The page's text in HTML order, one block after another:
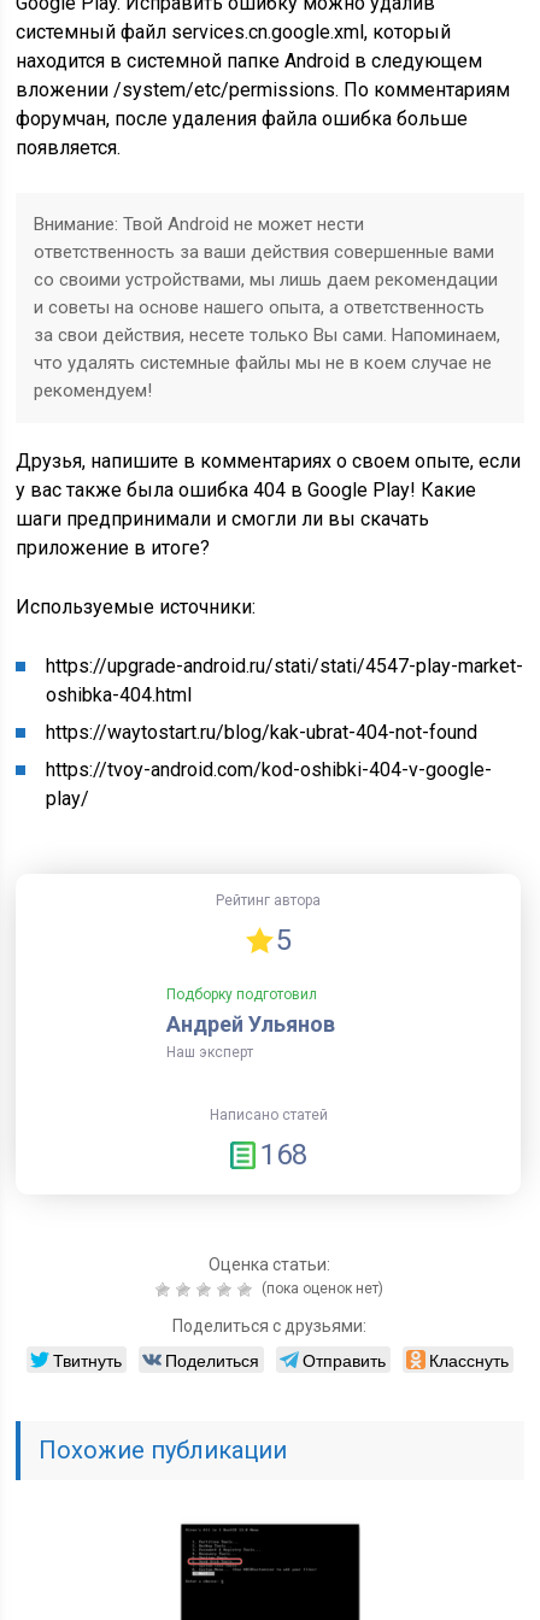
системный файл services.cn.google.xml, который
находится в системной папке Android в следующем
вложении /system/etc/permissions. По комментариям
форумчан, после удаления файла ошибка больше
появляется.
Внимание: Твой Android не может нести
ответственность за ваши действия совершенные вами
со своими устройствами, мы лишь даем рекомендации
и советы на основе нашего опыта, а ответственность
за свои действия, несете только Вы сами. Напоминаем,
что удалять системные файлы мы не в коем случае не
рекомендуем!
Друзья, напишите в комментариях о своем опыте, если
у вас также была ошибка 404 в Google Play! Какие
шаги предпринимали и смогли ли вы скачать
приложение в итоге?
Используемые источники:
https://upgrade-android.ru/stati/stati/4547-play-market-
oshibka-404.html
https://waytostart.ru/blog/kak-ubrat-404-not-found
https://tvoy-android.com/kod-oshibki-404-v-google-
play/
Рейтинг автора
5
Подборку подготовил
Андрей Ульянов
Наш эксперт
Написано статей
168
Оценка статьи:
(пока оценок нет)
Поделиться с друзьями:
Твитнуть Поделиться Отправить Класснуть
Похожие публикации